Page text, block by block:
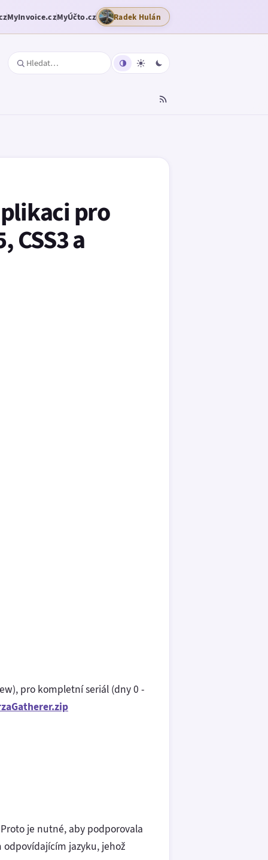
MyInvoice.czMyÚčto.cz Radek Hulán
pro
a
pro kompletní seriál (dny 0 -
je nutné, aby podporovala
jazyku, jehož